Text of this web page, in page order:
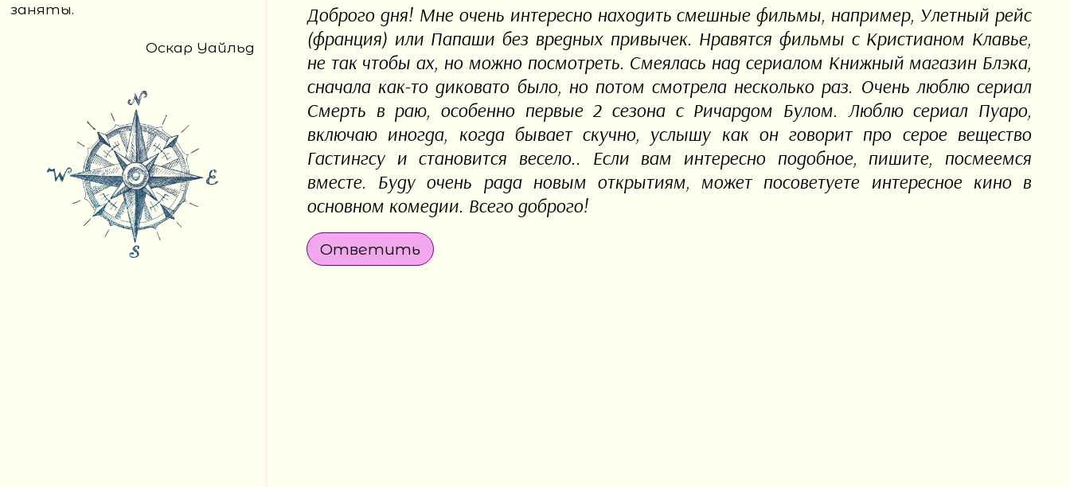
заняты.
Оскар Уайльд
Доброго дня! Мне очень интересно находить смешные фильмы, например, Улетный рейс
(франция) или Папаши без вредных привычек. Нравятся фильмы с Кристианом Клавье,
не так чтобы ах, но можно посмотреть. Смеялась над сериалом Книжный магазин Блэка,
сначала как-то диковато было, но потом смотрела несколько раз. Очень люблю сериал
Смерть в раю, особенно первые 2 сезона с Ричардом Булом. Люблю сериал Пуаро,
включаю иногда, когда бывает скучно, услышу как он говорит про серое вещество
Гастингсу и становится весело.. Если вам интересно подобное, пишите, посмеемся
вместе. Буду очень рада новым открытиям, может посоветуете интересное кино в
основном комедии. Всего доброго!